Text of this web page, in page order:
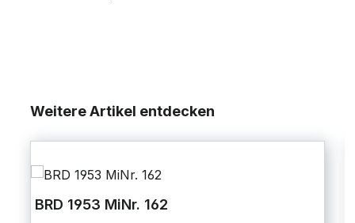
Weitere Artikel entdecken
BRD 1953 MiNr. 162